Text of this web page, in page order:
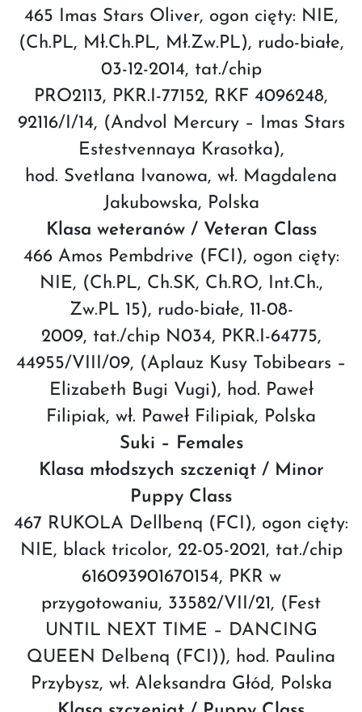
465 Imas Stars Oliver, ogon cięty: NIE,
(Ch.PL, Mł.Ch.PL, Mł.Zw.PL), rudo-białe,
03-12-2014, tat./chip
PRO2113, PKR.I-77152, RKF 4096248,
92116/I/14, (Andvol Mercury – Imas Stars
Estestvennaya Krasotka),
hod. Svetlana Ivanowa, wł. Magdalena
Jakubowska, Polska
Klasa weteranów / Veteran Class
466 Amos Pembdrive (FCI), ogon cięty:
NIE, (Ch.PL, Ch.SK, Ch.RO, Int.Ch.,
Zw.PL 15), rudo-białe, 11-08-
2009, tat./chip N034, PKR.I-64775,
44955/VIII/09, (Aplauz Kusy Tobibears –
Elizabeth Bugi Vugi), hod. Paweł
Filipiak, wł. Paweł Filipiak, Polska
Suki – Females
Klasa młodszych szczeniąt / Minor
Puppy Class
467 RUKOLA Dellbenq (FCI), ogon cięty:
NIE, black tricolor, 22-05-2021, tat./chip
616093901670154, PKR w
przygotowaniu, 33582/VII/21, (Fest
UNTIL NEXT TIME – DANCING
QUEEN Delbenq (FCI)), hod. Paulina
Przybysz, wł. Aleksandra Głód, Polska